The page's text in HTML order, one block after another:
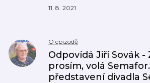
11. 8. 2021
O epizodě
Odpovídá Jiří Sovák -
prosím, volá
představení divadla